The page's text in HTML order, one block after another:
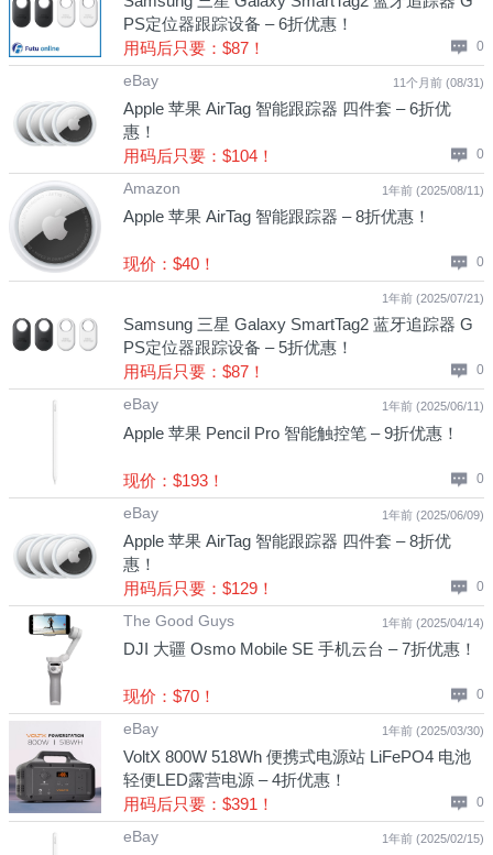
PS定位器跟踪设备 – 6折优惠！
用码后只要：$87！
0
11个月前 (08/31)
eBay
Apple 苹果 AirTag 智能跟踪器 四件套 – 6折优
惠！
用码后只要：$104！
0
1年前 (2025/08/11)
Amazon
Apple 苹果 AirTag 智能跟踪器 – 8折优惠！
现价：$40！ 0
1年前 (2025/07/21)
Samsung 三星 Galaxy SmartTag2 蓝牙追踪器 G
PS定位器跟踪设备 – 5折优惠！
用码后只要：$87！
0
1年前 (2025/06/11)
eBay
Apple 苹果 Pencil Pro 智能触控笔 – 9折优惠！
现价：$193！ 0
1年前 (2025/06/09)
eBay
Apple 苹果 AirTag 智能跟踪器 四件套 – 8折优
惠！
用码后只要：$129！
0
1年前 (2025/04/14)
The Good Guys
DJI 大疆 Osmo Mobile SE 手机云台 – 7折优惠！
现价：$70！ 0
1年前 (2025/03/30)
eBay
VoltX 800W 518Wh 便携式电源站 LiFePO4 电池
轻便LED露营电源 – 4折优惠！
用码后只要：$391！
0
1年前 (2025/02/15)
eBay